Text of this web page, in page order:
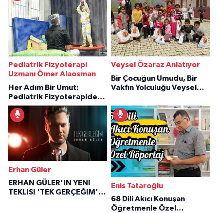
Pediatrik Fizyoterapi
Uzmanı Ömer Alaosman
Her Adım Bir Umut:
Pediatrik Fizyoterapiden
İlham Veren Hikâyeler
Veysel Özaraz Anlatıyor
Bir Çocuğun Umudu, Bir
Vakfın Yolculuğu Veysel
Erhan Güler
ERHAN GÜLER'IN YENI
TEKLISI 'TEK GERÇEĞIM'LE
Enis Tataroğlu
68 Dili Akıcı Konuşan
Öğretmenle Özel